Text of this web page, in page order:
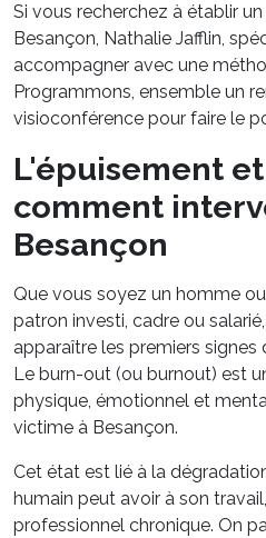
Si vous recherchez à établir
Besançon, Nathalie Jafflin,
accompagner avec une
Programmons, ensemble un
visioconférence pour faire le
L'épuisement
comment
Besançon
Que vous soyez un homme
patron investi, cadre ou
apparaître les premiers signes
Le burn-out (ou burnout) est
physique, émotionnel et
victime à Besançon.
Cet état est lié à la
humain peut avoir à son
professionnel chronique. On